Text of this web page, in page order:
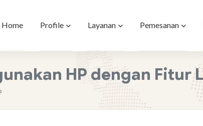
Home Profile Layanan Pemesanan
HP dengan Fitur